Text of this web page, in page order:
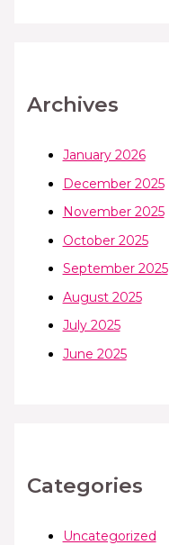
Archives
January 2026
December 2025
November 2025
October 2025
September 2025
August 2025
July 2025
June 2025
Categories
Uncategorized